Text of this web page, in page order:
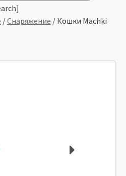
/Снаряжение / Кошки Machki